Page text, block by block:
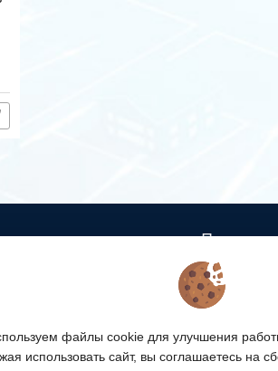
кабельных
кабелей связи
инженерной
связи, энергетики,
Подписка
Получайте
Согласен
файлы cookie для улучшения
использовать сайт, вы соглашаетесь на